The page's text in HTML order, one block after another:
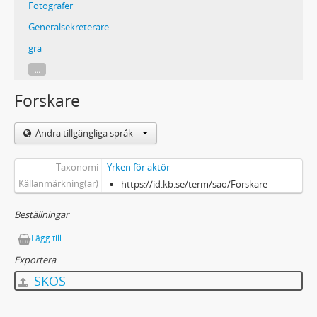
Fotografer
Generalsekreterare
gra
...
Forskare
Andra tillgängliga språk
Taxonomi
Yrken för aktör
Källanmärkning(ar)
https://id.kb.se/term/sao/Forskare
Beställningar
Lägg till
Exportera
SKOS